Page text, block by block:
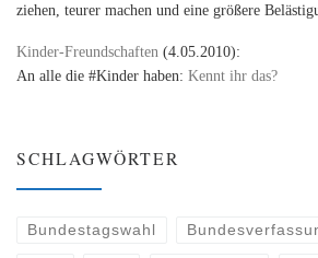
ziehen, teurer machen und eine größere
Kinder-Freundschaften (4.05.2010):
An alle die #Kinder haben: Kennt ihr das?
SCHLAGWÖRTER
Bundestagswahl